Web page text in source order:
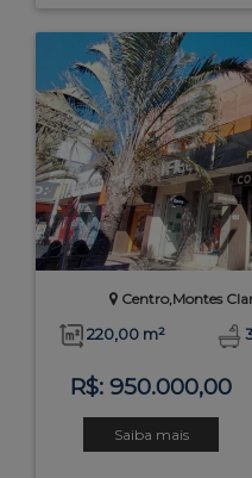
Centro,Montes
220,00 m²
R$: 950.000,00
Saiba mais